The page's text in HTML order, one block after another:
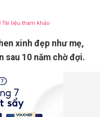
Tài liệu tham khảo
xinh đẹp như mẹ,
sau 10 năm chờ đợi.